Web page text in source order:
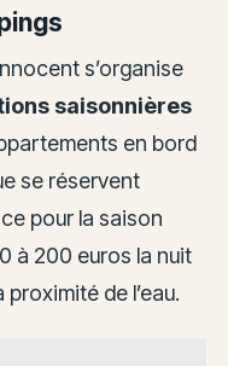
s’organise
saisonnières
en bord
se réservent
pour la saison
à 200 euros la nuit
de l’eau.